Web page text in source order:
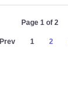
Page 1 of 2
Prev 1 2